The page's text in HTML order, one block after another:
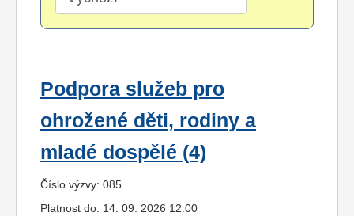
Podpora služeb pro
ohrožené děti, rodiny a
mladé dospělé (4)
Číslo výzvy: 085
Platnost do: 14. 09. 2026 12:00